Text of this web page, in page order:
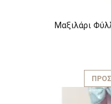
Μαξιλάρι